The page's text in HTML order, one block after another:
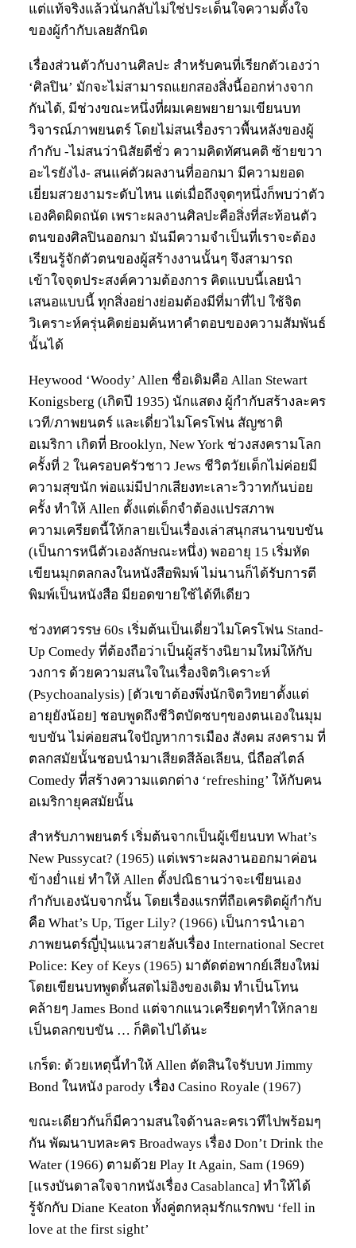
แต่แท้จริงแล้วนั่นกลับไม่ใช่ประเด็นใจความตั้งใจ
ของผู้กำกับเลยสักนิด
เรื่องส่วนตัวกับงานศิลปะ สำหรับคนที่เรียกตัวเองว่า
‘ศิลปิน’ มักจะไม่สามารถแยกสองสิ่งนี้ออกห่างจาก
กันได้, มีช่วงขณะหนึ่งที่ผมเคยพยายามเขียนบท
วิจารณ์ภาพยนตร์ โดยไม่สนเรื่องราวพื้นหลังของผู้
กำกับ -ไม่สนว่านิสัยดีชั่ว ความคิดทัศนคติ ซ้ายขวา
อะไรยังไง- สนแค่ตัวผลงานที่ออกมา มีความยอด
เยี่ยมสวยงามระดับไหน แต่เมื่อถึงจุดๆหนึ่งก็พบว่าตัว
เองคิดผิดถนัด เพราะผลงานศิลปะคือสิ่งที่สะท้อนตัว
ตนของศิลปินออกมา มันมีความจำเป็นที่เราจะต้อง
เรียนรู้จักตัวตนของผู้สร้างงานนั้นๆ จึงสามารถ
เข้าใจจุดประสงค์ความต้องการ คิดแบบนี้เลยนำ
เสนอแบบนี้ ทุกสิ่งอย่างย่อมต้องมีที่มาที่ไป ใช้จิต
วิเคราะห์ครุ่นคิดย่อมค้นหาคำตอบของความสัมพันธ์
นั้นได้
Heywood ‘Woody’ Allen ชื่อเดิมคือ Allan Stewart
Konigsberg (เกิดปี 1935) นักแสดง ผู้กำกับสร้างละคร
เวที/ภาพยนตร์ และเดี่ยวไมโครโฟน สัญชาติ
อเมริกา เกิดที่ Brooklyn, New York ช่วงสงครามโลก
ครั้งที่ 2 ในครอบครัวชาว Jews ชีวิตวัยเด็กไม่ค่อยมี
ความสุขนัก พ่อแม่มีปากเสียงทะเลาะวิวาทกันบ่อย
ครั้ง ทำให้ Allen ตั้งแต่เด็กจำต้องแปรสภาพ
ความเครียดนี้ให้กลายเป็นเรื่องเล่าสนุกสนานขบขัน
(เป็นการหนีตัวเองลักษณะหนึ่ง) พออายุ 15 เริ่มหัด
เขียนมุกตลกลงในหนังสือพิมพ์ ไม่นานก็ได้รับการตี
พิมพ์เป็นหนังสือ มียอดขายใช้ได้ทีเดียว
ช่วงทศวรรษ 60s เริ่มต้นเป็นเดี่ยวไมโครโฟน Stand-
Up Comedy ที่ต้องถือว่าเป็นผู้สร้างนิยามใหม่ให้กับ
วงการ ด้วยความสนใจในเรื่องจิตวิเคราะห์
(Psychoanalysis) [ตัวเขาต้องพึ่งนักจิตวิทยาตั้งแต่
อายุยังน้อย] ชอบพูดถึงชีวิตบัดซบๆของตนเองในมุม
ขบขัน ไม่ค่อยสนใจปัญหาการเมือง สังคม สงคราม ที่
ตลกสมัยนั้นชอบนำมาเสียดสีล้อเลียน, นี่ถือสไตล์
Comedy ที่สร้างความแตกต่าง ‘refreshing’ ให้กับคน
อเมริกายุคสมัยนั้น
สำหรับภาพยนตร์ เริ่มต้นจากเป็นผู้เขียนบท What’s
New Pussycat? (1965) แต่เพราะผลงานออกมาค่อน
ข้างย่ำแย่ ทำให้ Allen ตั้งปณิธานว่าจะเขียนเอง
กำกับเองนับจากนั้น โดยเรื่องแรกที่ถือเครดิตผู้กำกับ
คือ What’s Up, Tiger Lily? (1966) เป็นการนำเอา
ภาพยนตร์ญี่ปุ่นแนวสายลับเรื่อง International Secret
Police: Key of Keys (1965) มาตัดต่อพากย์เสียงใหม่
โดยเขียนบทพูดดั้นสดไม่อิงของเดิม ทำเป็นโทน
คล้ายๆ James Bond แต่จากแนวเครียดๆทำให้กลาย
เป็นตลกขบขัน … ก็คิดไปได้นะ
เกร็ด: ด้วยเหตุนี้ทำให้ Allen ตัดสินใจรับบท Jimmy
Bond ในหนัง parody เรื่อง Casino Royale (1967)
ขณะเดียวกันก็มีความสนใจด้านละครเวทีไปพร้อมๆ
กัน พัฒนาบทละคร Broadways เรื่อง Don’t Drink the
Water (1966) ตามด้วย Play It Again, Sam (1969)
[แรงบันดาลใจจากหนังเรื่อง Casablanca] ทำให้ได้
รู้จักกับ Diane Keaton ทั้งคู่ตกหลุมรักแรกพบ ‘fell in
love at the first sight’